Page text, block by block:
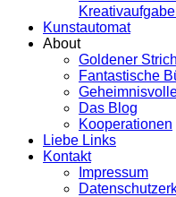
Kunstautomat
About
Goldener Strich
Fantastische
Das Blog
Kooperationen
Liebe Links
Kontakt
Impressum